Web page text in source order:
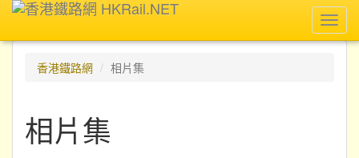
香港鐵路網
相片集
相片集